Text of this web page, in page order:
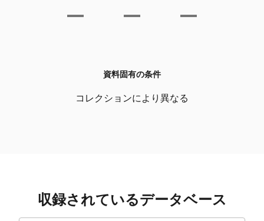
資料固有の条件
コレクションにより異なる
収録されているデータベース